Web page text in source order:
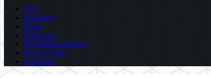
Start
Webbshop
Blogg
Kategorier
Om MittSmartaHem
Privacy Policy
Samarbete